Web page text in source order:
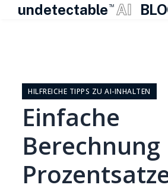
undetectable TM AI
springenHILFREICHE TIPPS ZU AI-INHALTEN
Einfache
Berechnung